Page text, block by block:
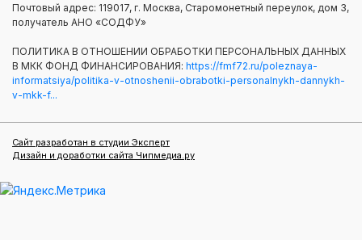
Почтовый адрес: 119017, г. Москва, Старомонетный переулок, дом 3,
получатель АНО «СОДФУ»
ПОЛИТИКА В ОТНОШЕНИИ ОБРАБОТКИ ПЕРСОНАЛЬНЫХ ДАННЫХ
В МКК ФОНД ФИНАНСИРОВАНИЯ: https://fmf72.ru/poleznaya-
informatsiya/politika-v-otnoshenii-obrabotki-personalnykh-dannykh-
v-mkk-f...
Сайт разработан в студии Эксперт
Дизайн и доработки сайта Чипмедиа.ру